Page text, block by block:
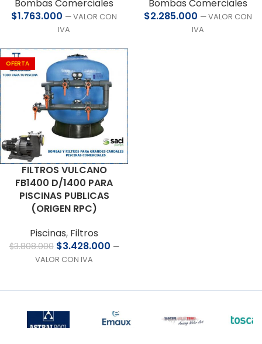
Bombas Comerciales
$1.763.000 — VALOR CON
IVA
Bombas Comerciales
$2.285.000 — VALOR CON
IVA
OFERTA
FILTROS VULCANO
FB1400 D/1400 PARA
PISCINAS PUBLICAS
(ORIGEN RPC)
Piscinas, Filtros
$3.808.000 $3.428.000 —
VALOR CON IVA